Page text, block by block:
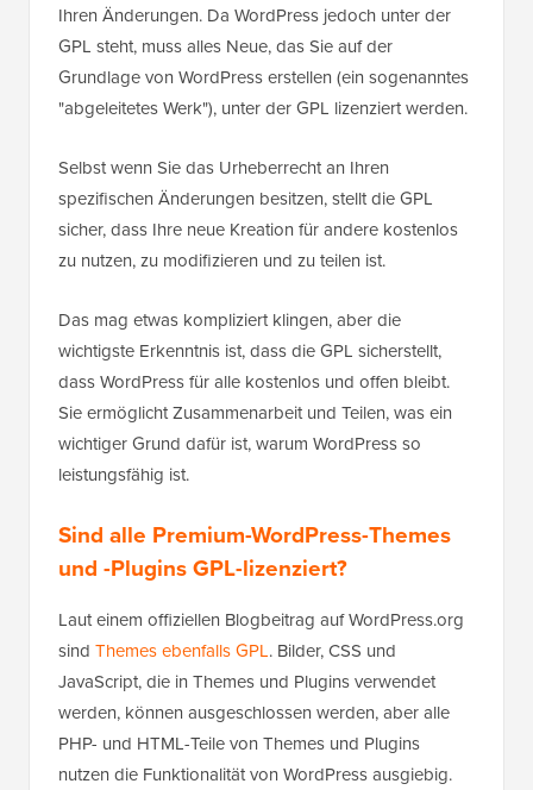
Ihren Änderungen. Da WordPress jedoch unter der
GPL steht, muss alles Neue, das Sie auf der
Grundlage von WordPress erstellen (ein sogenanntes
"abgeleitetes Werk"), unter der GPL lizenziert werden.
Selbst wenn Sie das Urheberrecht an Ihren
spezifischen Änderungen besitzen, stellt die GPL
sicher, dass Ihre neue Kreation für andere kostenlos
zu nutzen, zu modifizieren und zu teilen ist.
Das mag etwas kompliziert klingen, aber die
wichtigste Erkenntnis ist, dass die GPL sicherstellt,
dass WordPress für alle kostenlos und offen bleibt.
Sie ermöglicht Zusammenarbeit und Teilen, was ein
wichtiger Grund dafür ist, warum WordPress so
leistungsfähig ist.
Sind alle Premium-WordPress-Themes
und -Plugins GPL-lizenziert?
Laut einem offiziellen Blogbeitrag auf WordPress.org
sind Themes ebenfalls GPL. Bilder, CSS und
JavaScript, die in Themes und Plugins verwendet
werden, können ausgeschlossen werden, aber alle
PHP- und HTML-Teile von Themes und Plugins
nutzen die Funktionalität von WordPress ausgiebig.